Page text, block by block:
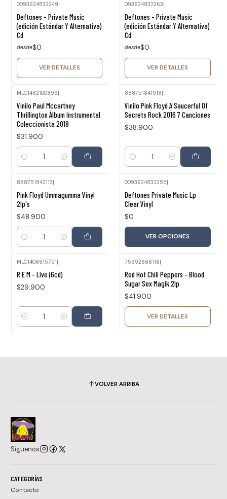
0093624832249|
Deftones - Private Music
(edición Estándar Y Alternativa)
Cd
desde$0
VER DETALLES
093624832263|
Deftones - Private Music
(edición Estándar Y Alternativa)
Cd
desde$0
VER DETALLES
MLC1482100899
Vinilo Paul Mccartney
Thrillington Álbum Instrumental
Coleccionista 2018
$31.900
Cantidad
888751841918
Vinilo Pink Floyd A Saucerful Of
Secrets Rock 2016 7 Canciones
$38.900
Cantidad
888751842113|
Pink Floyd Ummagumma Vinyl
2lp's
$48.900
Cantidad
0093624832355|
Deftones Private Music Lp
Clear Vinyl
$0
VER OPCIONES
MLC1408815751
R E M - Live (6cd)
$29.900
Cantidad
75992668118
Red Hot Chili Peppers - Blood
Sugar Sex Magik 2lp
$41.900
VER DETALLES
VOLVER ARRIBA
Síguenos
CATEGORÍAS
Contacto